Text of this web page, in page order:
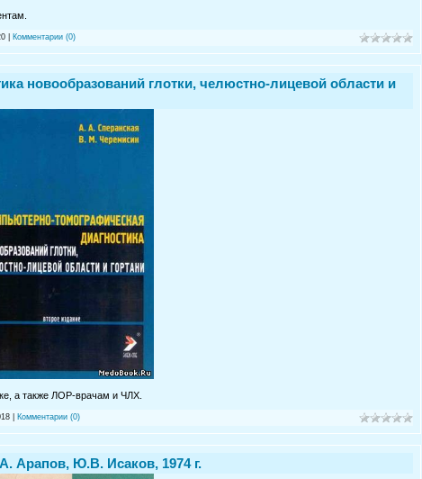
Комментарии (0)
новообразований глотки, челюстно-лицевой области и
а также ЛОР-врачам и ЧЛХ.
Комментарии (0)
Арапов, Ю.В. Исаков, 1974 г.